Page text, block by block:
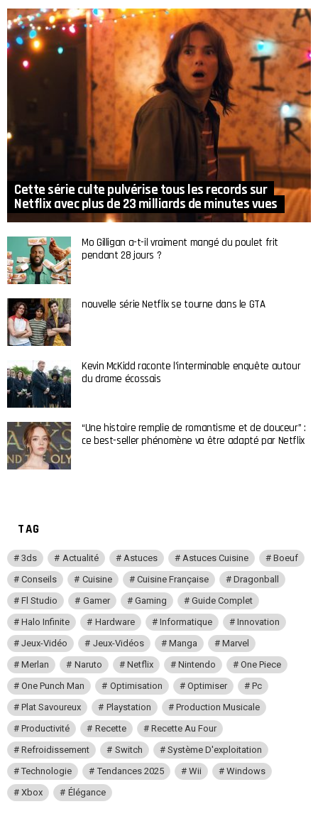
Cette série culte pulvérise tous les records sur
Netflix avec plus de 23 milliards de minutes vues
Mo Gilligan a-t-il vraiment mangé du poulet frit
pendant 28 jours ?
nouvelle série Netflix se tourne dans le GTA
Kevin McKidd raconte l’interminable enquête autour
du drame écossais
“Une histoire remplie de romantisme et de douceur” :
ce best-seller phénomène va être adapté par Netflix
TAG
3ds Actualité Astuces Astuces Cuisine
Boeuf
Conseils
Cuisine Cuisine Française
Dragonball
Fl Studio
Gamer Gaming
Guide Complet
Halo Infinite
Hardware Informatique
Innovation
Jeux-Vidéo
Jeux-Vidéos Manga
Marvel
Merlan
Naruto Netflix Nintendo
One Piece
One Punch Man
Optimisation Optimiser
Pc
Plat Savoureux
Playstation
Production Musicale
Productivité
Recette
Recette Au Four
Refroidissement
Switch
Système D'exploitation
Technologie
Tendances 2025 Wii
Windows
Xbox
Élégance